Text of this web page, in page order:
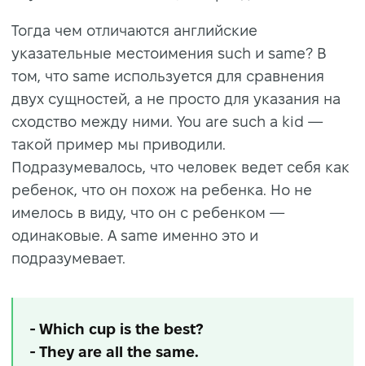
Тогда чем отличаются английские
указательные местоимения such и same? В
том, что same используется для сравнения
двух сущностей, а не просто для указания на
сходство между ними. You are such a kid —
такой пример мы приводили.
Подразумевалось, что человек ведет себя как
ребенок, что он похож на ребенка. Но не
имелось в виду, что он с ребенком —
одинаковые. А same именно это и
подразумевает.
- Which cup is the best?
- They are all the same.